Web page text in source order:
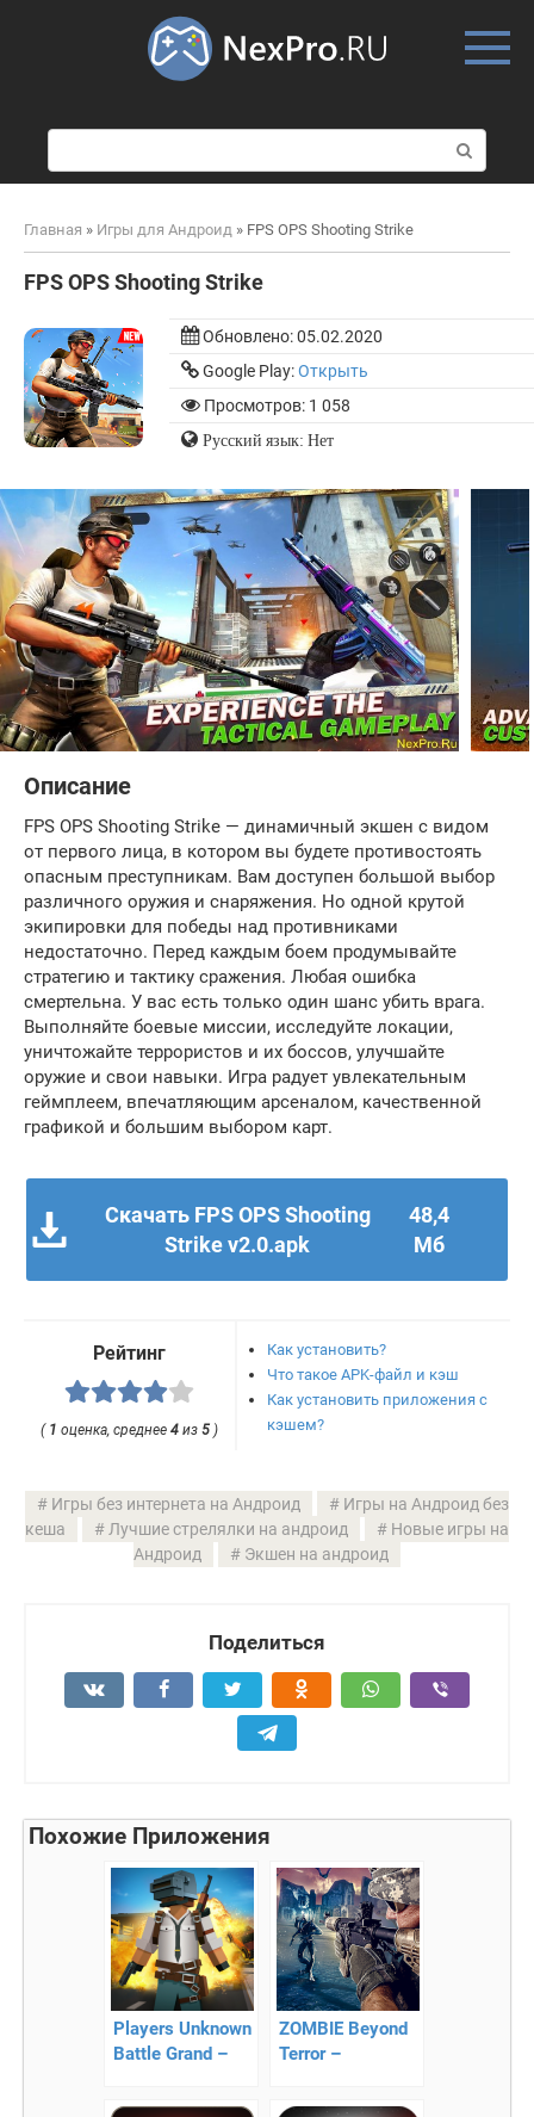
о
и
к
Главная » Игры для Андроид » FPS OPS Shooting Strike
FPS OPS Shooting Strike
Обновлено:05.02.2020
Google Play:Открыть
Просмотров: 1 058
Русский язык: Нет
Описание
FPS OPS Shooting Strike — динамичный экшен с видом
от первого лица, в котором вы будете противостоять
опасным преступникам. Вам доступен большой выбор
различного оружия и снаряжения. Но одной крутой
экипировки для победы над противниками
недостаточно. Перед каждым боем продумывайте
стратегию и тактику сражения. Любая ошибка
смертельна. У вас есть только один шанс убить врага.
Выполняйте боевые миссии, исследуйте локации,
уничтожайте террористов и их боссов, улучшайте
оружие и свои навыки. Игра радует увлекательным
геймплеем, впечатляющим арсеналом, качественной
графикой и большим выбором карт.
Скачать FPS OPS Shooting
Strike v2.0.apk
48,4
Мб
Рейтинг
( 1 оценка, среднее4 из5 )
Как установить?
Что такое APK-файл и кэш
Как установить приложения с
кэшем?
Игры без интернета на Андроид
Игры на Андроид без
кеша
Лучшие стрелялки на андроид
Новые игры на
Андроид
Экшен на андроид
Поделиться
Похожие Приложения
Players Unknown
Battle Grand –
выживание
ZOMBIE Beyond
Terror –
монстров